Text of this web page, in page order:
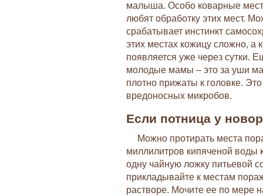
малыша. Особо коварные
любят обработку этих мест.
срабатывает инстинкт
этих местах кожицу сложно, а
появляется уже через сутки.
молодые мамы – это за уши
плотно прижаты к головке.
вредоносных микробов.
Если потница у
Можно протирать места
миллилитров кипяченой воды
одну чайную ложку питьевой
прикладывайте к местам
растворе. Мочите ее по мере